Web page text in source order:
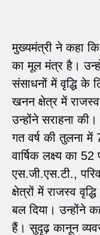
मुख्यमंत्री ने कहा
का मूल मंत्र है।
संसाधनों में वृद्धि के
खनन क्षेत्र में
उन्होंने सराहना
गत वर्ष की तुलना
वार्षिक लक्ष्य का
एस.जी.एस.टी.,
क्षेत्रों में राजस्व
बल दिया। उन्होंने
हैं। सुदृढ़ कानून